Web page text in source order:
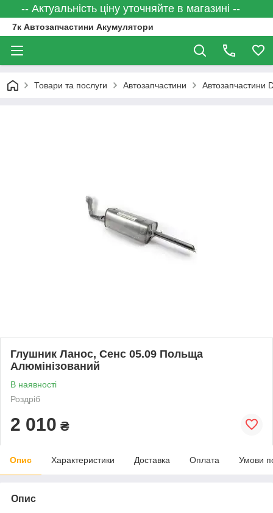
-- Актуальність ціну уточняйте в магазині --
7к Автозапчастини Акумулятори
Товари та послуги Автозапчастини Автозапчастини
Глушник Ланос, Сенс 05.09 Польща
Алюмінізований
В наявності
Роздріб
2 010 ₴
Опис Характеристики Доставка Оплата Умови
Опис